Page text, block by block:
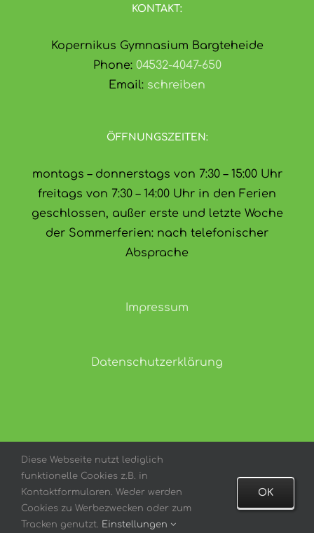
KONTAKT:
Kopernikus Gymnasium Bargteheide
Phone: 04532-4047-650
Email: schreiben
ÖFFNUNGSZEITEN:
montags – donnerstags von 7:30 – 15:00 Uhr
freitags von 7:30 – 14:00 Uhr in den Ferien
geschlossen, außer erste und letzte Woche
der Sommerferien: nach telefonischer
Absprache
Impressum
Datenschutzerklärung
Copyright 2021 | All Rights Reserved | Powered by
Kopernikus Gymnasium Bargteheide
Diese Webseite nutzt lediglich
funktionelle Cookies z.B. in
Kontaktformularen. Weder werden
Cookies zu Werbezwecken oder zum
Tracken genutzt. Einstellungen
OK